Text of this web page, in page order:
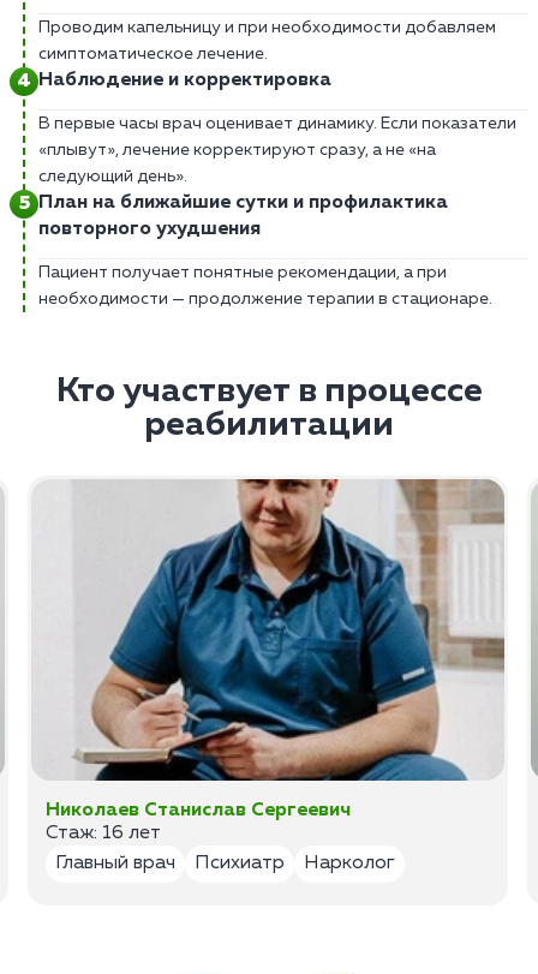
Проводим капельницу и при необходимости добавляем
симптоматическое лечение.
Наблюдение и корректировка
В первые часы врач оценивает динамику. Если показатели
«плывут», лечение корректируют сразу, а не «на
следующий день».
План на ближайшие сутки и профилактика
повторного ухудшения
Пациент получает понятные рекомендации, а при
необходимости — продолжение терапии в стационаре.
Кто участвует в процессе
реабилитации
Николаев Станислав Сергеевич
Стаж: 16 лет
Главный врач
Психиатр Нарколог